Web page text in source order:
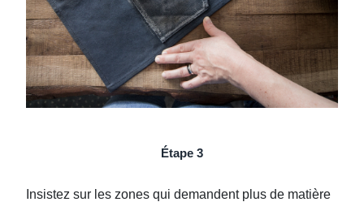
Étape 3
Insistez sur les zones qui demandent plus de matière